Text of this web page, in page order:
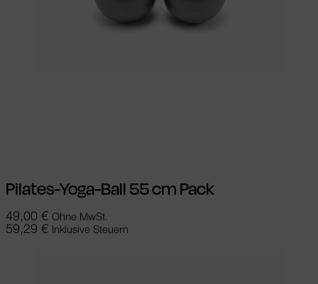
Pilates-Yoga-Ball 55 cm Pack
49,00 € Ohne MwSt.
59,29 € Inklusive Steuern